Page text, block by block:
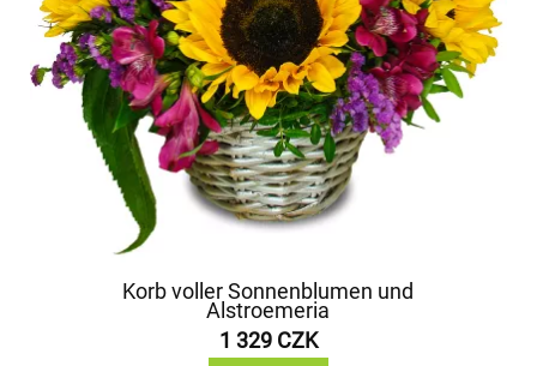
Korb voller Sonnenblumen und
Alstroemeria
1 329 CZK